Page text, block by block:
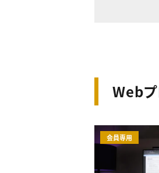
Webプ
会員専用